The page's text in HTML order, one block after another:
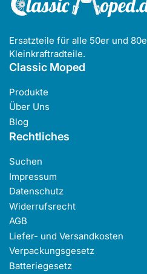
Ersatzteile für alle 50er und
Kleinkraftradteile.
Classic Moped
Produkte
Über Uns
Blog
Rechtliches
Suchen
Impressum
Datenschutz
Widerrufsrecht
AGB
Liefer- und Versandkosten
Verpackungsgesetz
Batteriegesetz